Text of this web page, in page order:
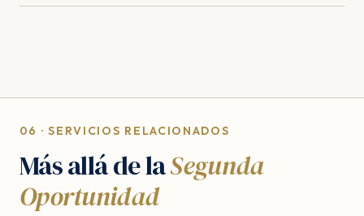
06 · SERVICIOS RELACIONADOS
Más allá de laSegunda
Oportunidad